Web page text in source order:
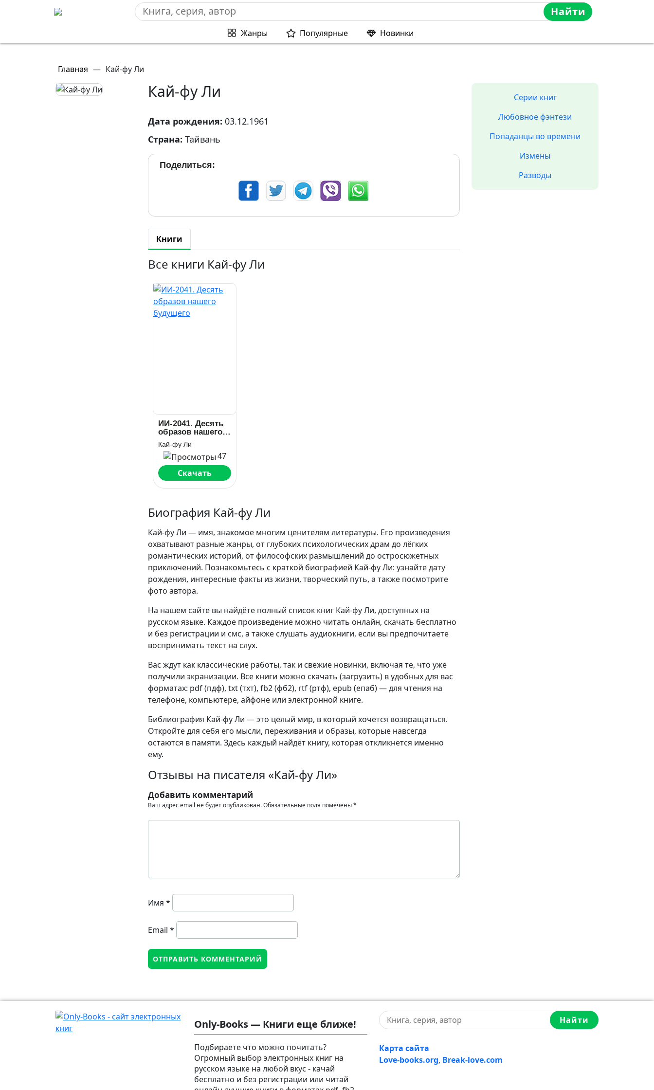
Найти
Жанры Популярные Новинки
Главная — Кай-фу Ли
Кай-фу Ли
Дата рождения: 03.12.1961
Страна: Тайвань
Поделиться:
Книги
Все книги Кай-фу Ли
ИИ-2041. Десять
образов нашего
будущего
Кай-фу Ли
47
Скачать
Биография Кай-фу Ли
Кай-фу Ли — имя, знакомое многим ценителям литературы. Его произведения
охватывают разные жанры, от глубоких психологических драм до лёгких
романтических историй, от философских размышлений до остросюжетных
приключений. Познакомьтесь с краткой биографией Кай-фу Ли: узнайте дату
рождения, интересные факты из жизни, творческий путь, а также посмотрите
фото автора.
На нашем сайте вы найдёте полный список книг Кай-фу Ли, доступных на
русском языке. Каждое произведение можно читать онлайн, скачать бесплатно
и без регистрации и смс, а также слушать аудиокниги, если вы предпочитаете
воспринимать текст на слух.
Вас ждут как классические работы, так и свежие новинки, включая те, что уже
получили экранизации. Все книги можно скачать (загрузить) в удобных для вас
форматах: pdf (пдф), txt (тхт), fb2 (фб2), rtf (ртф), epub (епаб) — для чтения на
телефоне, компьютере, айфоне или электронной книге.
Библиография Кай-фу Ли — это целый мир, в который хочется возвращаться.
Откройте для себя его мысли, переживания и образы, которые навсегда
остаются в памяти. Здесь каждый найдёт книгу, которая откликнется именно
ему.
Отзывы на писателя «Кай-фу Ли»
Добавить комментарий
Ваш адрес email не будет опубликован.Обязательные поля помечены*
Имя *
Email *
Серии книг
Любовное фэнтези
Попаданцы во времени
Измены
Разводы
Only-Books — Книги еще ближе!
Подбираете что можно почитать?
Огромный выбор электронных книг на
русском языке на любой вкус - качай
бесплатно и без регистрации или читай
Найти
Карта сайта
Love-books.org, Break-love.com